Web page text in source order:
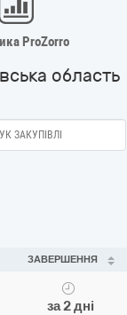
ProZorro
область
ЗАВЕРШЕННЯ
за 2 дні